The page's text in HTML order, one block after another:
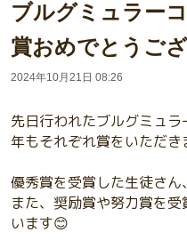
ブルグミュラー
賞おめでとうご
2024年10月21日 08:26
先日行われたブルグミュ
年もそれぞれ賞をいただき
優秀賞を受賞した生徒さ
また、奨励賞や努力賞を
います😊